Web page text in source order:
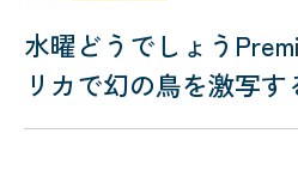
水曜どうでしょう
リカで幻の鳥を激写す